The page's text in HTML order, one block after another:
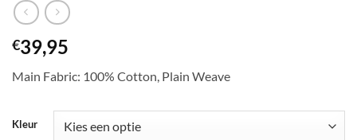
€39,95
Main Fabric: 100% Cotton, Plain Weave
Kleur